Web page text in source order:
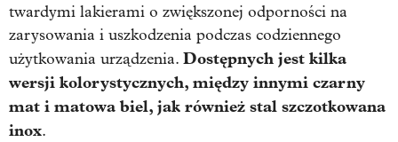
twardymi lakierami o zwiększonej odporności na
zarysowania i uszkodzenia podczas codziennego
użytkowania urządzenia. Dostępnych jest kilka
wersji kolorystycznych, między innymi czarny
mat i matowa biel, jak również stal szczotkowana
inox.